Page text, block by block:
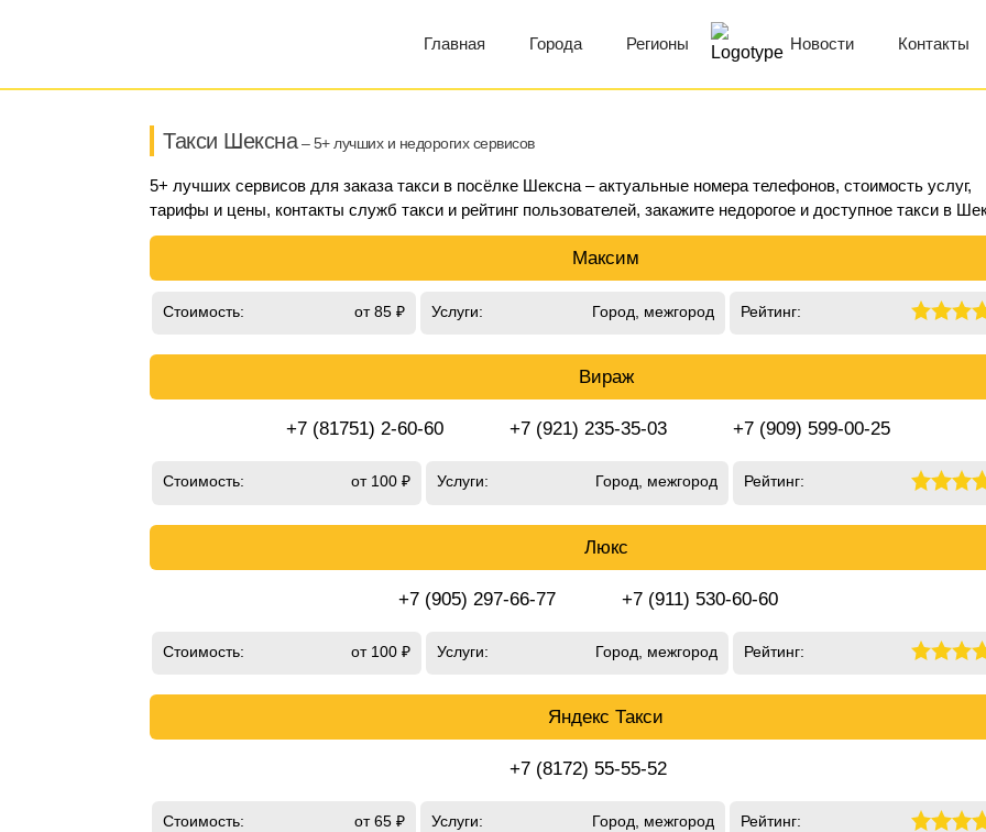
Главная Города Регионы Новости Контакты
Такси Шексна– 5+ лучших и недорогих сервисов
5+ лучших сервисов для заказа такси в посёлке Шексна – актуальные номера телефонов, стоимость услуг,
тарифы и цены, контакты служб такси и рейтинг пользователей, закажите недорогое и доступное такси в
Максим
Стоимость: от 85 ₽ Услуги: Город, межгород Рейтинг:
Вираж
+7 (81751) 2-60-60 +7 (921) 235-35-03 +7 (909) 599-00-25
Стоимость: от 100 ₽ Услуги: Город, межгород Рейтинг:
Люкс
+7 (905) 297-66-77 +7 (911) 530-60-60
Стоимость: от 100 ₽ Услуги: Город, межгород Рейтинг:
Яндекс Такси
+7 (8172) 55-55-52
Стоимость: от 65 ₽ Услуги: Город, межгород Рейтинг: